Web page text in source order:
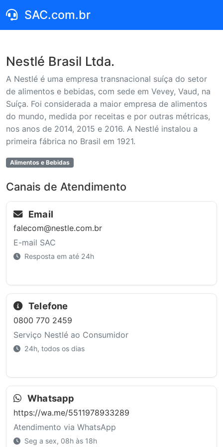
SAC.com.br
Nestlé Brasil Ltda.
A Nestlé é uma empresa transnacional suíça do setor
de alimentos e bebidas, com sede em Vevey, Vaud, na
Suíça. Foi considerada a maior empresa de alimentos
do mundo, medida por receitas e por outras métricas,
nos anos de 2014, 2015 e 2016. A Nestlé instalou a
primeira fábrica no Brasil em 1921.
Alimentos e Bebidas
Canais de Atendimento
Email
falecom@nestle.com.br
E-mail SAC
Resposta em até 24h
Telefone
0800 770 2459
Serviço Nestlé ao Consumidor
24h, todos os dias
Whatsapp
https://wa.me/5511978933289
Atendimento via WhatsApp
Seg a sex, 08h às 18h